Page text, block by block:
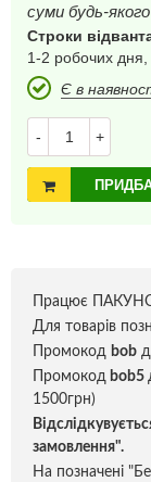
суми будь-
Строки
1-2 робочих дня,
Є в
- +
Працює
Для товарів
Промокод bob
Промокод bob5
1500грн)
замовлення".
На позначені